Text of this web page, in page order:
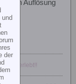
Auflösung
überlebt!!
und
der